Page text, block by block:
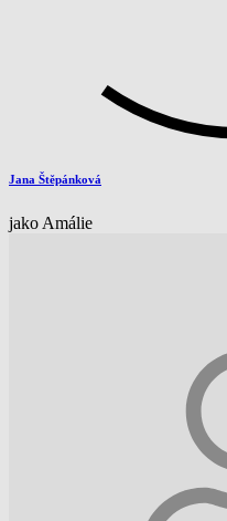
Jana Štěpánková
jako Amálie